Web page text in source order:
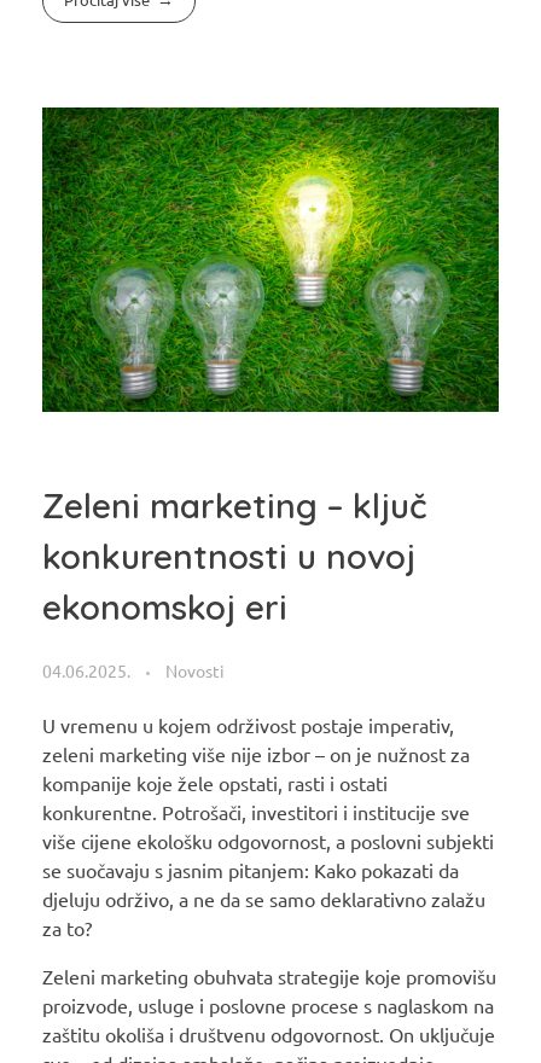
Zeleni marketing – ključ
konkurentnosti u novoj
ekonomskoj eri
04.06.2025. Novosti
U vremenu u kojem održivost postaje imperativ,
zeleni marketing više nije izbor – on je nužnost za
kompanije koje žele opstati, rasti i ostati
konkurentne. Potrošači, investitori i institucije sve
više cijene ekološku odgovornost, a poslovni subjekti
se suočavaju s jasnim pitanjem: Kako pokazati da
djeluju održivo, a ne da se samo deklarativno zalažu
za to?
Zeleni marketing obuhvata strategije koje promovišu
proizvode, usluge i poslovne procese s naglaskom na
zaštitu okoliša i društvenu odgovornost. On uključuje